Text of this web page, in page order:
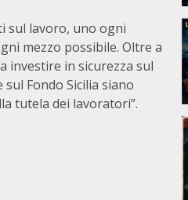
sul lavoro, uno ogni
mezzo possibile. Oltre a
investire in sicurezza sul
Fondo Sicilia siano
tutela dei lavoratori”.